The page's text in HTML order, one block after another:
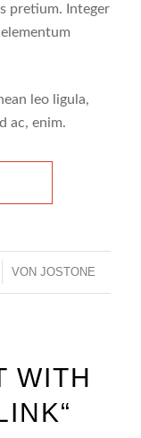
pretium. Integer
leo ligula,
ac, enim.
VON JOSTONE
WITH